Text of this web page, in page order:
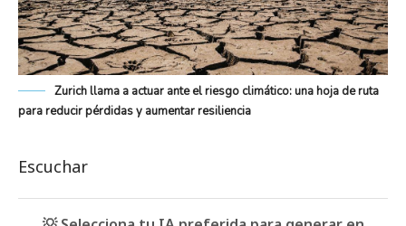
Zurich llama a actuar ante el riesgo climático: una hoja de ruta
para reducir pérdidas y aumentar resiliencia
Escuchar